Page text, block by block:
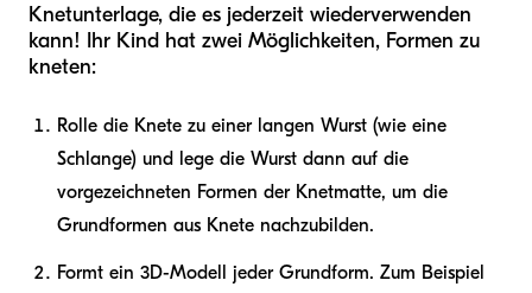
Knetunterlage, die es jederzeit wiederverwenden
kann! Ihr Kind hat zwei Möglichkeiten, Formen zu
kneten:
Rolle die Knete zu einer langen Wurst (wie eine
Schlange) und lege die Wurst dann auf die
vorgezeichneten Formen der Knetmatte, um die
Grundformen aus Knete nachzubilden.
Formt ein 3D-Modell jeder Grundform. Zum Beispiel